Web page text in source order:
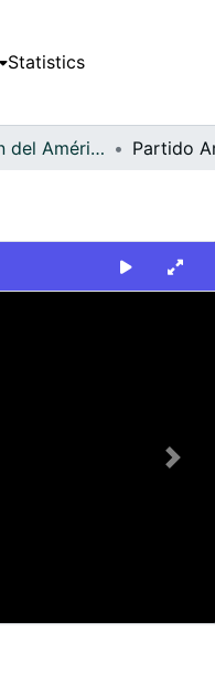
Statistics
FFDO - Rincón del América - Patrimonial
Next